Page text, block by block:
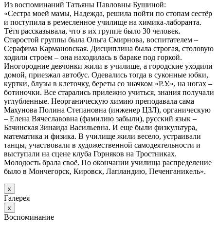
Из воспоминаний Татьяны Павловны Бушиной:
«Сестра моей мамы, Надежда, решила пойти по стопам сестёр
и поступила в ремесленное училище на химика-лаборанта.
Тётя рассказывала, что в их группе было 30 человек.
Старостой группы была Ольга Смирнова, воспитателем –
Серафима Кармановская. Дисциплина была строгая, столовую
ходили строем – она находилась в бараке под горкой.
Иногородние девчонки жили в училище, а городские уходили
домой, приезжал автобус. Одевались тогда в суконные юбки,
куртки, блузы в клеточку, береты со значком «Р.У.», на ногах –
ботиночки. Все старались прилежно учиться, знания получали
углубленные. Неорганическую химию преподавала сама
Махунова Полина Степановна (инженер ЦЗЛ), органическую
– Елена Вячеславовна (фамилию забыли), русский язык –
Бачинская Зинаида Васильевна. И еще были физкультура,
математика и физика. В училище жили весело, устраивали
танцы, участвовали в художественной самодеятельности и
выступали на сцене клуба Горняков на Тростниках.
Молодость брала своё. По окончании училища распределение
было в Мончегорск, Кировск, Лапландию, Печенганикель».
х
Галерея
х
Воспоминание